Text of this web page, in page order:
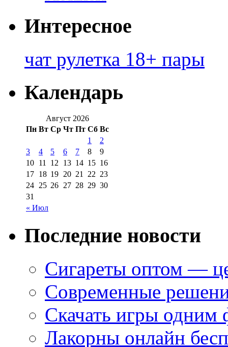
Интересное
чат рулетка 18+ пары
Календарь
Август 2026
Пн Вт Ср Чт Пт Сб Вс
« Июл
1
2
3
4 5 6 7 8
9
10 11 12 13 14 15 16
17 18 19 20 21 22 23
24 25 26 27 28 29 30
31
Последние новости
Сигареты оптом —
Современные
Скачать игры одним
Лакорны онлайн